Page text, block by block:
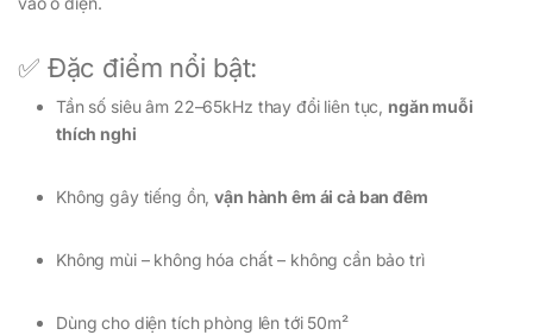
✅ Đặc điểm nổi bật:
Tần số siêu âm 22–65kHz thay đổi liên tục, ngăn muỗi
thích nghi
Không gây tiếng ồn,vận hành êm ái cả ban đêm
Không mùi – không hóa chất – không cần bảo trì
Dùng cho diện tích phòng lên tới 50m²